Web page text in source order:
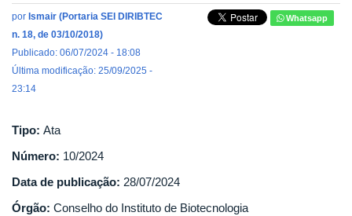
por Ismair (Portaria SEI DIRIBTEC
n. 18, de 03/10/2018)
Publicado: 06/07/2024 - 18:08
Última modificação: 25/09/2025 -
23:14
Whatsapp
Tipo: Ata
Número: 10/2024
Data de publicação: 28/07/2024
Órgão: Conselho do Instituto de Biotecnologia